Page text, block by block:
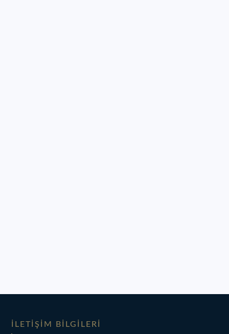
İLETIŞIM BILGILERI